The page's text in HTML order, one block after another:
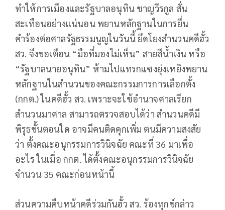
ทำให้การเมืองและรัฐบาลอนุทิน ชาญวีรกูล สั่น
สะเทือนอย่างแน่นอน พยานหลักฐานในการยื่น
คำร้องต่อศาลรัฐธรรมนูญในวันนี้ ยึดโยงสำนวนคดีฮั้ว
สว. จึงขอเตือน “มือที่มองไม่เห็น” สายสีน้ำเงิน หรือ
“รัฐบาลนายอนุทิน” ห้ามไปแทรกแซงยุ่งเหยิงพยาน
หลักฐานในสำนวนของคณะกรรมการการเลือกตั้ง
(กกต.) ในคดีฮั้ว สว. เพราะจะใช้อำนาจศาลเรียก
สำนวนมาศาล สามารถตรวจสอบได้ว่า สำนวนคดีมี
พิรุธขั้นตอนใด อาจมีคนติดคุกเพิ่ม ตนมีความสงสัย
ว่า ตั้งคณะอนุกรรมการวินิจฉัย คณะที่ 36 มาเพื่อ
อะไร ในเมื่อ กกต. ได้ตั้งคณะอนุกรรมการวินิจฉัย
จำนวน 35 คณะก่อนหน้านี้
ส่วนความคืบหน้าคดีร่วมกันฮั้ว สว. ร้องทุกข์กล่าว